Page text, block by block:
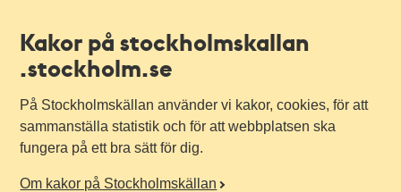
Kakor på stockholmskallan
.stockholm.se
På Stockholmskällan använder vi kakor, cookies, för att
sammanställa statistik och för att webbplatsen ska
fungera på ett bra sätt för dig.
Om kakor på Stockholmskällan